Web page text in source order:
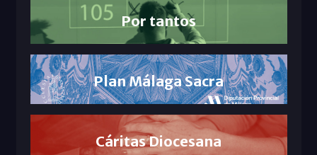
Por tantos
Plan Málaga Sacra
Cáritas Diocesana